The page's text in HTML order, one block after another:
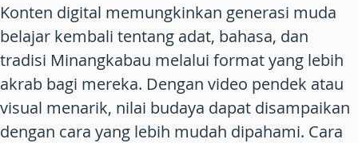
Konten digital memungkinkan generasi muda
belajar kembali tentang adat, bahasa, dan
tradisi Minangkabau melalui format yang lebih
akrab bagi mereka. Dengan video pendek atau
visual menarik, nilai budaya dapat disampaikan
dengan cara yang lebih mudah dipahami. Cara